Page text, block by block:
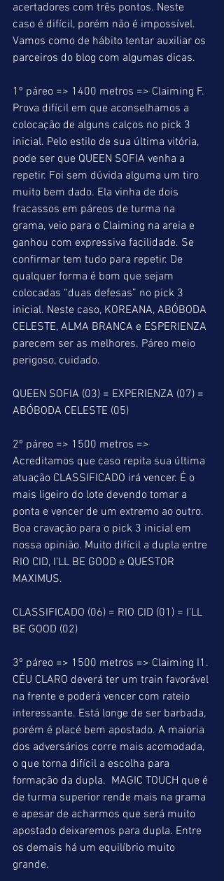
acertadores com três pontos. Neste
caso é difícil, porém não é impossível.
Vamos como de hábito tentar auxiliar os
parceiros do blog com algumas dicas.
1º páreo => 1400 metros => Claiming F.
Prova difícil em que aconselhamos a
colocação de alguns calços no pick 3
inicial. Pelo estilo de sua última vitória,
pode ser que QUEEN SOFIA venha a
repetir. Foi sem dúvida alguma um tiro
muito bem dado. Ela vinha de dois
fracassos em páreos de turma na
grama, veio para o Claiming na areia e
ganhou com expressiva facilidade. Se
confirmar tem tudo para repetir. De
qualquer forma é bom que sejam
colocadas “duas defesas” no pick 3
inicial. Neste caso, KOREANA, ABÓBODA
CELESTE, ALMA BRANCA e ESPERIENZA
parecem ser as melhores. Páreo meio
perigoso, cuidado.
QUEEN SOFIA (03) = EXPERIENZA (07) =
ABÓBODA CELESTE (05)
2º páreo => 1500 metros =>
Acreditamos que caso repita sua última
atuação CLASSIFICADO irá vencer. É o
mais ligeiro do lote devendo tomar a
ponta e vencer de um extremo ao outro.
Boa cravação para o pick 3 inicial em
nossa opinião. Muito difícil a dupla entre
RIO CID, I’LL BE GOOD e QUESTOR
MAXIMUS.
CLASSIFICADO (06) = RIO CID (01) = I’LL
BE GOOD (02)
3º páreo => 1500 metros => Claiming I1.
CÉU CLARO deverá ter um train favorável
na frente e poderá vencer com rateio
interessante. Está longe de ser barbada,
porém é placé bem apostado. A maioria
dos adversários corre mais acomodada,
o que torna difícil a escolha para
formação da dupla.  MAGIC TOUCH que é
de turma superior rende mais na grama
e apesar de acharmos que será muito
apostado deixaremos para dupla. Entre
os demais há um equilíbrio muito
grande.